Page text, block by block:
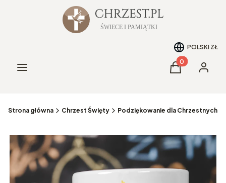
POLSKI ZŁ
Menu Produkty w
Koszyk
Strona główna Chrzest Święty Podziękowanie dla Chrzestnych